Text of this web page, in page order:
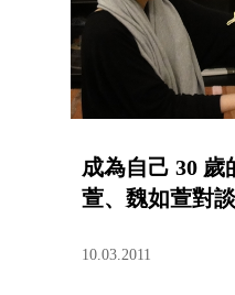
成為自己 30
萱、魏如萱對
10.03.2011